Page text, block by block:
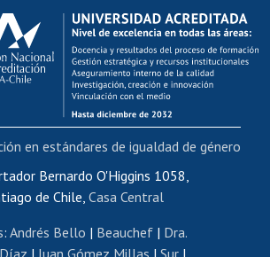
Calificación académica
Postulación al AUCAI
Funcionarias/os
internos de capacitación
Bienestar del personal
Portal de movilidad interna
Certificado de renta
de renta honorarios
Editar páginas blancas
Bernardo O'Higgins 1058,
de Chile,Casa Central
: Andrés Bello | Beauchef| Dra.
en estándares de igualdad de género